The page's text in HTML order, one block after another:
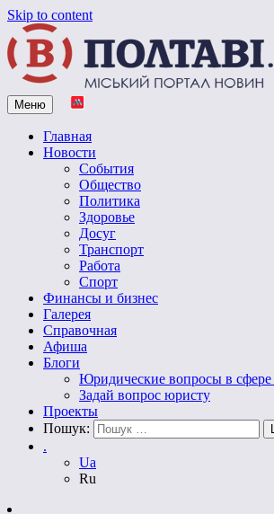
Skip to content
Vpoltave.info
Полтавский портал новостей
Меню
Главная
Новости
События
Общество
Политика
Здоровье
Досуг
Транспорт
Работа
Спорт
Финансы и бизнес
Галерея
Справочная
Афиша
Блоги
Юридические вопросы в
Задай вопрос юристу
Проекты
Пошук:
.
Ua
Ru